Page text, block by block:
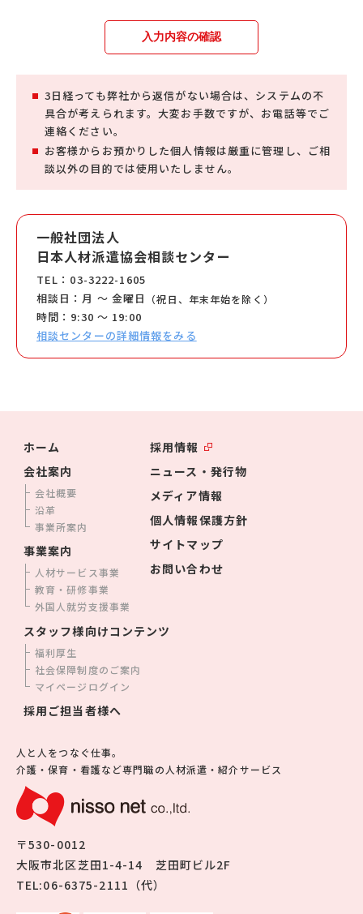
入力内容の確認
3日経っても弊社から返信がない場合は、システムの不
具合が考えられます。大変お手数ですが、お電話等でご
連絡ください。
お客様からお預かりした個人情報は厳重に管理し、ご相
談以外の目的では使用いたしません。
一般社団法人
日本人材派遣協会相談センター
TEL：03-3222-1605
相談日：月 ～ 金曜日
（祝日、年末年始を除く）
時間：9:30 ～ 19:00
相談センターの詳細情報をみる
ホーム
会社案内
会社概要
沿革
事業所案内
事業案内
人材サービス事業
教育・研修事業
外国人就労支援事業
採用情報
ニュース・発行物
メディア情報
個人情報保護方針
サイトマップ
お問い合わせ
スタッフ様向けコンテンツ
福利厚生
社会保障制度のご案内
マイページログイン
採用ご担当者様へ
人と人をつなぐ仕事。
介護・保育・看護など専門職の人材派遣・紹介サービス
〒530-0012
大阪市北区芝田1-4-14 芝田町ビル2F
TEL:06-6375-2111（代）